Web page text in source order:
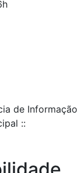
de Informação
::